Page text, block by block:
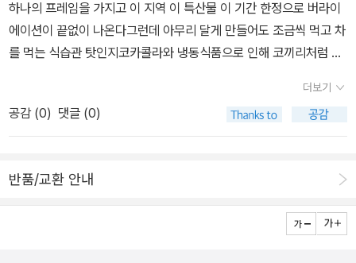
하나의 프레임을 가지고 이 지역 이 특산물 이 기간 한정으로 버라이
에이션이 끝없이 나온다그런데 아무리 달게 만들어도 조금씩 먹고 차
를 먹는 식습관 탓인지코카콜라와 냉동식품으로 인해 코끼리처럼 뒤
넣어서 계속 흡입하는 대만에서 고도비만 대사질환자를 많이 보았다
그런데 여기서 과자와 빵은 엄연히 다른 것제과제빵은 불어불문(영어
영문 등 O어O문)처럼 붙어있는 말이지만 어학과 문학이 다르듯 과자
에누아즈리(Viennoiserie)과쿠키 케이크 마카롱 등 파티세리(Pâtis
serie)같은 언어라도 방법론에 따라 언어학이냐 문학이냐의 차이가
있듯같은 밀가루라도 요리법에 따라 제과냐 제빵이냐로 나뉜다
더보기
공감 (0) 댓글 (0)
반품/교환 안내